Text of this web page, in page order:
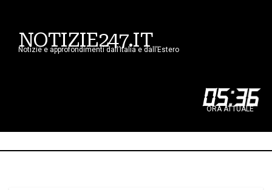
NOTIZIE247.IT
Notizie e approfondimenti dall’Italia e dall’Estero
05:36
ORA ATTUALE